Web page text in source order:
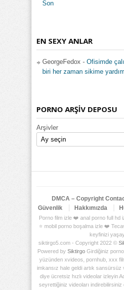
Son
EN SEXY ANLAR
GeorgeFedox - Ofisimde
biri her zaman sikime
PORNO ARŞİV DEPOSU
Arşivler
DMCA – Copyright
Güvenlik
Hakkımızda
Porno film izle ❤️ anal porno full hd
⭐ mobil porno boşalma izle ❤️
keyfinizi
siktirgo5.com - Copyright 2022 ©
Powered by Siktirgo Girdiğiniz
yüzünden xvideos, pornhub, xxx
imkansız hale geldi artık
diye ücretsiz hızlı videolar izleyin
seyrettiğiniz videoları